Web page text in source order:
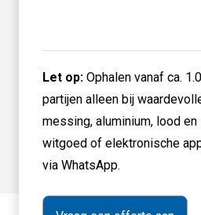
Let op: Ophalen vanaf ca.
partijen alleen bij
messing, aluminium, lood en
witgoed of elektronische
via WhatsApp.